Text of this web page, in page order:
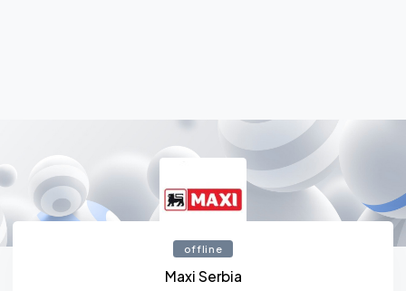
offline
Maxi Serbia